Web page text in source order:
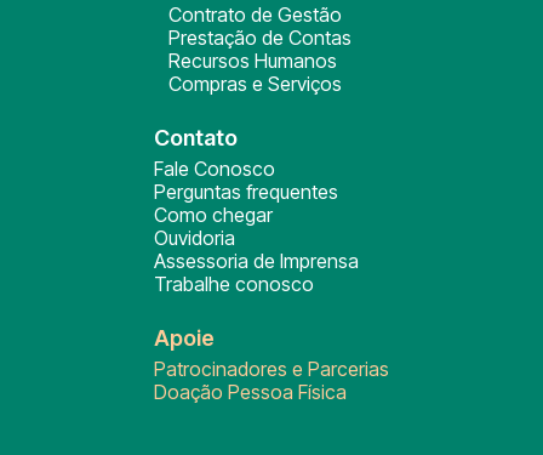
Contrato de Gestão
Prestação de Contas
Recursos Humanos
Compras e Serviços
Contato
Fale Conosco
Perguntas frequentes
Como chegar
Ouvidoria
Assessoria de Imprensa
Trabalhe conosco
Apoie
Patrocinadores e Parcerias
Doação Pessoa Física